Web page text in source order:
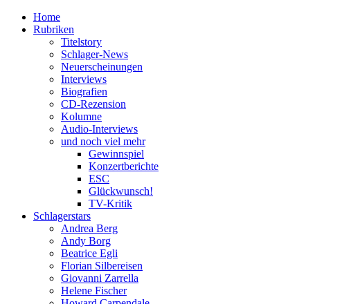
Home
Rubriken
Titelstory
Schlager-News
Neuerscheinungen
Interviews
Biografien
CD-Rezension
Kolumne
Audio-Interviews
und noch viel mehr
Gewinnspiel
Konzertberichte
ESC
Glückwunsch!
TV-Kritik
Schlagerstars
Andrea Berg
Andy Borg
Beatrice Egli
Florian Silbereisen
Giovanni Zarrella
Helene Fischer